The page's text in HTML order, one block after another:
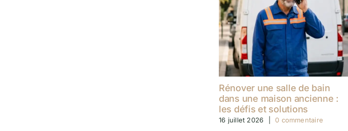
Rénover une salle de bain
dans une maison ancienne :
les défis et solutions
16 juillet 2026 0 commentaire